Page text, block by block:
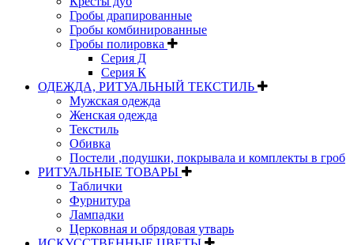
Гробы драпированные
Гробы комбинированные
Гробы полировка
Серия Д
Серия К
ОДЕЖДА, РИТУАЛЬНЫЙ ТЕКСТИЛЬ
Мужская одежда
Женская одежда
Текстиль
Обивка
Постели ,подушки, покрывала и комплекты в гроб
РИТУАЛЬНЫЕ ТОВАРЫ
Таблички
Фурнитура
Лампадки
Церковная и обрядовая утварь